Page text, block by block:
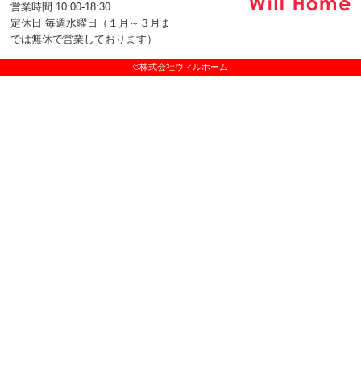
営業時間 10:00-18:30
定休日 毎週水曜日（１月～３月ま
では無休で営業しております）
©株式会社ウィルホーム